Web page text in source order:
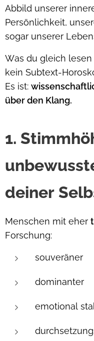
Abbild unserer
Persönlichkeit,
sogar unserer
Was du gleich
kein Subtext-
Es ist:
über den Klang.
1.
deiner
Menschen mit eher
Forschung:
souveräner
dominanter
emotional